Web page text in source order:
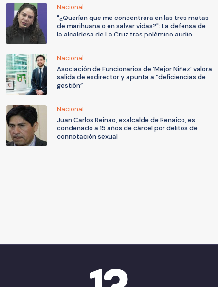
Nacional
"¿Querían que me concentrara en las tres matas
de marihuana o en salvar vidas?": La defensa de
la alcaldesa de La Cruz tras polémico audio
Nacional
Asociación de Funcionarios de ‘Mejor Niñez’ valora
salida de exdirector y apunta a “deficiencias de
gestión”
Nacional
Juan Carlos Reinao, exalcalde de Renaico, es
condenado a 15 años de cárcel por delitos de
connotación sexual